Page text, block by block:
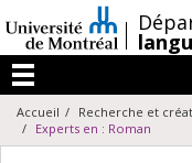
au
contenu
/
Menu
Accueil Recherche et
Experts en : Roman